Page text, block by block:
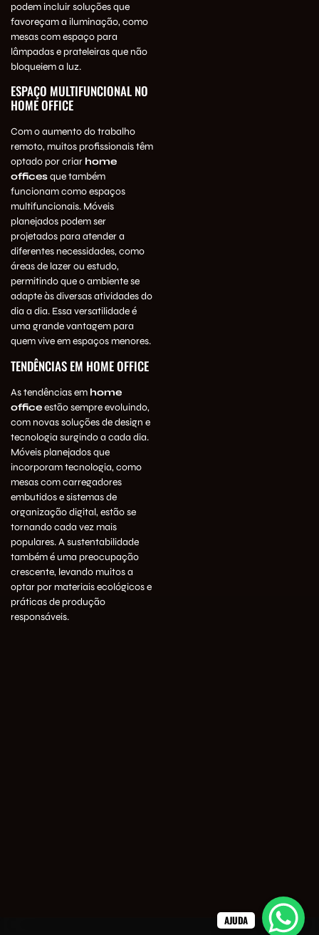
podem incluir soluções que
favoreçam a iluminação, como
mesas com espaço para
lâmpadas e prateleiras que não
bloqueiem a luz.
ESPAÇO MULTIFUNCIONAL NO
HOME OFFICE
Com o aumento do trabalho
remoto, muitos profissionais têm
optado por criar home
officesque também
funcionam como espaços
multifuncionais. Móveis
planejados podem ser
projetados para atender a
diferentes necessidades, como
áreas de lazer ou estudo,
permitindo que o ambiente se
adapte às diversas atividades do
dia a dia. Essa versatilidade é
uma grande vantagem para
quem vive em espaços menores.
TENDÊNCIAS EM HOME OFFICE
As tendências em home
officeestão sempre evoluindo,
com novas soluções de design e
tecnologia surgindo a cada dia.
Móveis planejados que
incorporam tecnologia, como
mesas com carregadores
embutidos e sistemas de
organização digital, estão se
tornando cada vez mais
populares. A sustentabilidade
também é uma preocupação
crescente, levando muitos a
optar por materiais ecológicos e
práticas de produção
responsáveis.
AJUDA